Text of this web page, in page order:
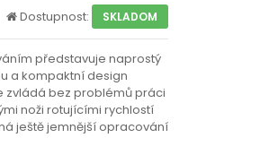
Dostupnost: SKLADOM
představuje naprostý
a kompaktní design
zvládá bez problémů práci
noži rotujícími rychlostí
ještě jemnější opracování